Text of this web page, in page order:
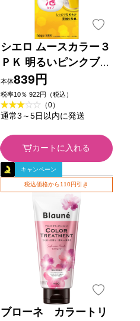
シエロ ムースカラー３
ＰＫ 明るいピンクブラ
ウン ５０ｇ＋５０ｇ
ホーユー (医薬部外品)
本体839円
税率10％ 922円（税込）
（0）
通常3～5日以内に発送
カートに入れる
キャンペーン
税込価格から110円引き
ブローネ カラートリ